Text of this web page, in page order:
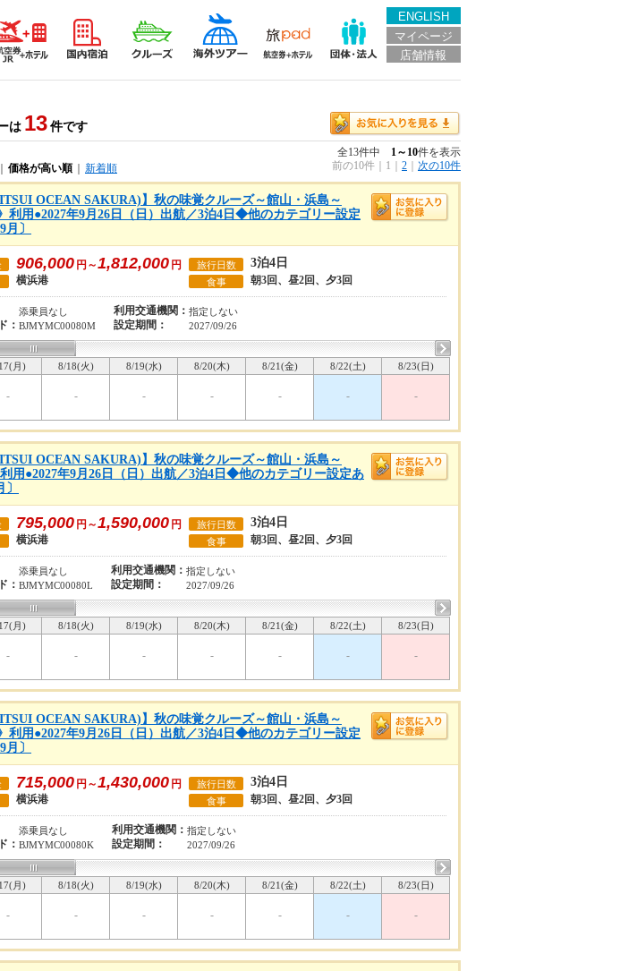
ENGLISH
マイページ
店舗情報
は 13 件です
価格が高い順 新着順
全13件中 1～10件を表示
前の10件
1 2 次の10件
OCEAN SAKURA)】秋の味覚クルーズ～館山・浜島～
利用●2027年9月26日（日）出航／3泊4日◆他のカテゴリー設定
〕
906,000 円～1,812,000 円 旅行日数 3泊4日
横浜港 食事 朝3回、昼2回、夕3回
添乗員なし 利用交通機関： 指定しない
： BJMYMC00080M 設定期間： 2027/09/26
月) 8/18(火) 8/19(水) 8/20(木) 8/21(金) 8/22(土) 8/23(日)
- - - - - - -
OCEAN SAKURA)】秋の味覚クルーズ～館山・浜島～
用●2027年9月26日（日）出航／3泊4日◆他のカテゴリー設定あ
795,000 円～1,590,000 円 旅行日数 3泊4日
横浜港 食事 朝3回、昼2回、夕3回
添乗員なし 利用交通機関： 指定しない
： BJMYMC00080L 設定期間： 2027/09/26
月) 8/18(火) 8/19(水) 8/20(木) 8/21(金) 8/22(土) 8/23(日)
- - - - - - -
OCEAN SAKURA)】秋の味覚クルーズ～館山・浜島～
利用●2027年9月26日（日）出航／3泊4日◆他のカテゴリー設定
〕
715,000 円～1,430,000 円 旅行日数 3泊4日
横浜港 食事 朝3回、昼2回、夕3回
添乗員なし 利用交通機関： 指定しない
： BJMYMC00080K 設定期間： 2027/09/26
月) 8/18(火) 8/19(水) 8/20(木) 8/21(金) 8/22(土) 8/23(日)
- - - - - - -